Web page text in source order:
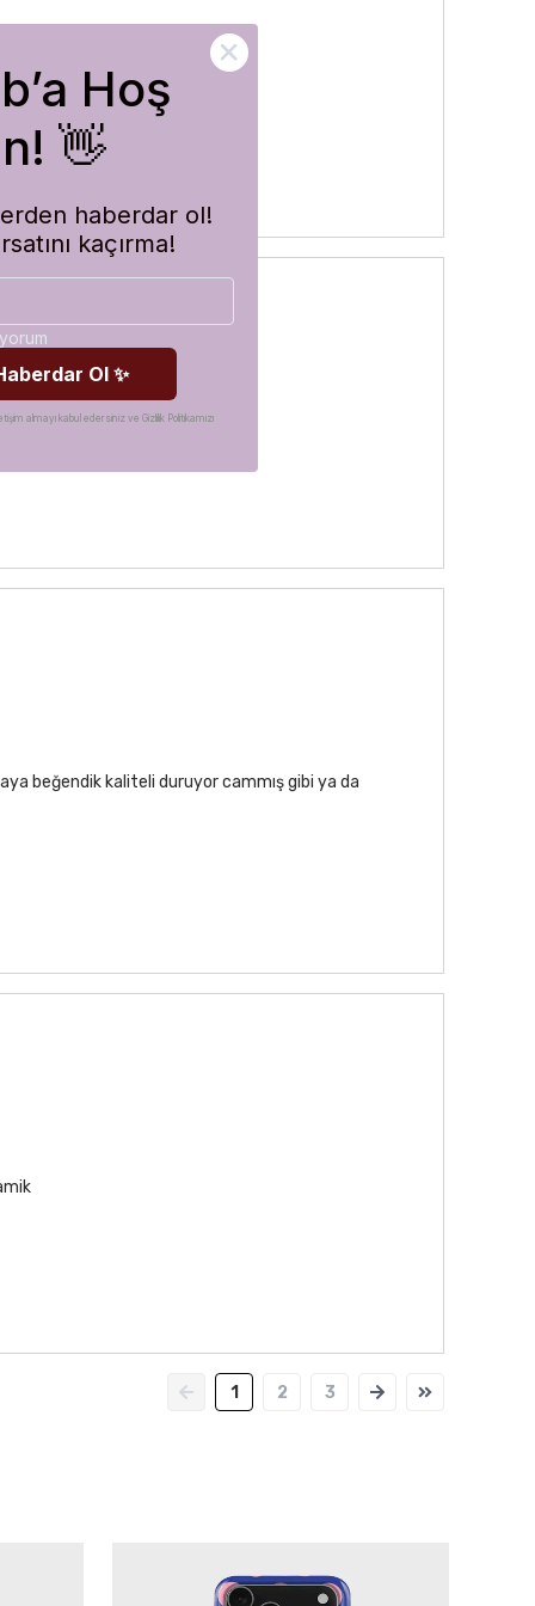
beğendik kaliteli duruyor cammış gibi ya da
1 2 3
Hoş
👋
haberdar ol!
kaçırma!
Ol ✨
almayı kabul edersiniz ve Gizlilik Politikamızı